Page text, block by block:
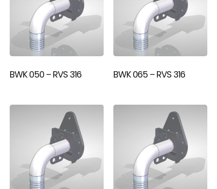
BWK 050 – RVS 316 BWK 065 – RVS 316